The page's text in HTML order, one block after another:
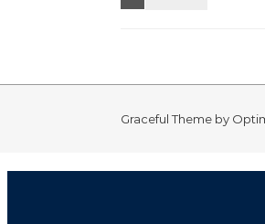
Graceful Theme by